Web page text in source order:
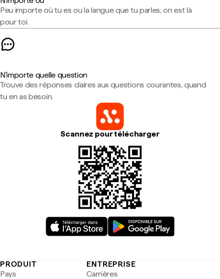
Peu importe où tu es ou la langue que tu parles, on est là
pour toi.
N'importe quelle question
Trouve des réponses claires aux questions courantes, quand
tu en as besoin.
Scannez pour télécharger
PRODUIT
Pays
ENTREPRISE
Carrières